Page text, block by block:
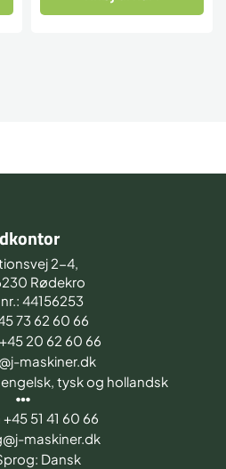
2-4,
Rødekro
44156253
73 62 60 66
20 62 60 66
maskiner.dk
tysk og hollandsk
+45 51 41 60 66
maskiner.dk
Dansk